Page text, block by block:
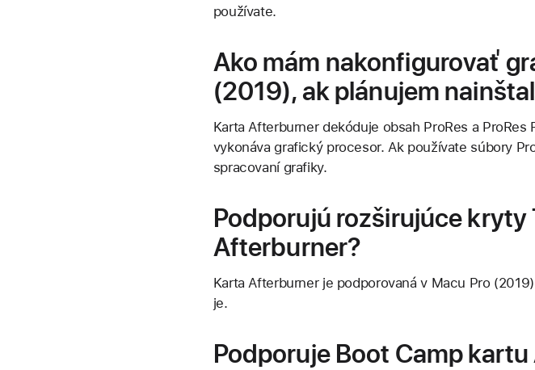
používate.
Ako mám nakonfigurovať
(2019), ak plánujem
Karta Afterburner dekóduje obsah ProRes a ProRes
vykonáva grafický procesor. Ak používate súbory
spracovaní grafiky.
Podporujú rozširujúce
Afterburner?
Karta Afterburner je podporovaná v Macu Pro
je.
Podporuje Boot Camp